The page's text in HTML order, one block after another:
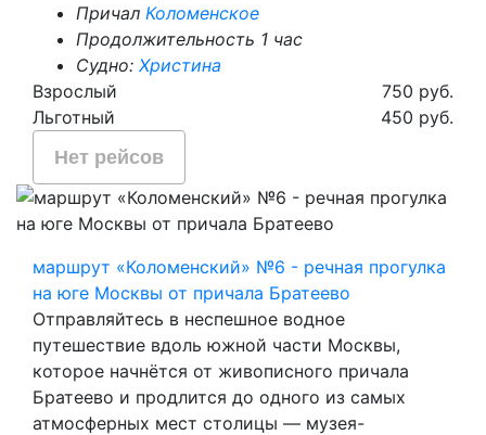
Причал Коломенское
Продолжительность 1 час
Судно: Христина
Взрослый
750 руб.
Льготный
450 руб.
Нет рейсов
маршрут «Коломенский» №6 - речная прогулка
на юге Москвы от причала Братеево
Отправляйтесь в неспешное водное
путешествие вдоль южной части Москвы,
которое начнётся от живописного причала
Братеево и продлится до одного из самых
атмосферных мест столицы — музея-